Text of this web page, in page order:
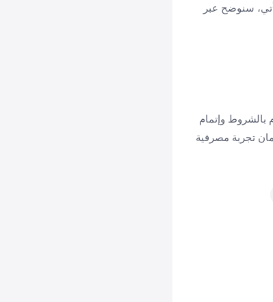
سنوضح عبر
بالشروط وإتمام
تجربة مصرفية